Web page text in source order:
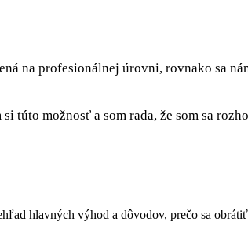
na profesionálnej úrovni, rovnako sa
túto možnosť a som rada, že som sa
hlavných výhod a dôvodov, prečo sa